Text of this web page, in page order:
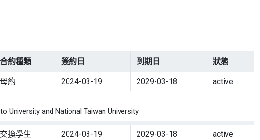
合約種類 簽約日 到期日 狀態
母約 2024-03-19 2029-03-18 active
University and National Taiwan University
交換學生 2024-03-19 2029-03-18 active